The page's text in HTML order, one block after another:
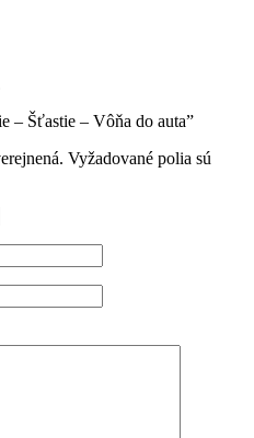
– Šťastie – Vôňa do auta”
Vyžadované polia sú